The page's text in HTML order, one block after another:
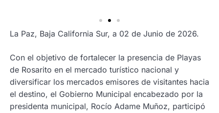
La Paz, Baja California Sur, a 02 de Junio de 2026.
Con el objetivo de fortalecer la presencia de Playas
de Rosarito en el mercado turístico nacional y
diversificar los mercados emisores de visitantes hacia
el destino, el Gobierno Municipal encabezado por la
presidenta municipal, Rocío Adame Muñoz, participó